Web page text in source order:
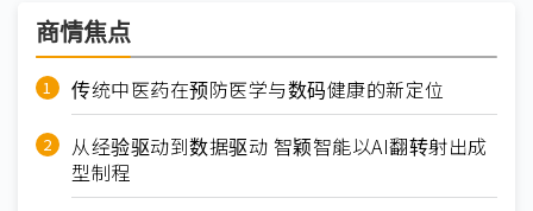
商情焦点
传统中医药在预防医学与数码健康的新定位
从经验驱动到数据驱动 智颖智能以AI翻转射出成
型制程